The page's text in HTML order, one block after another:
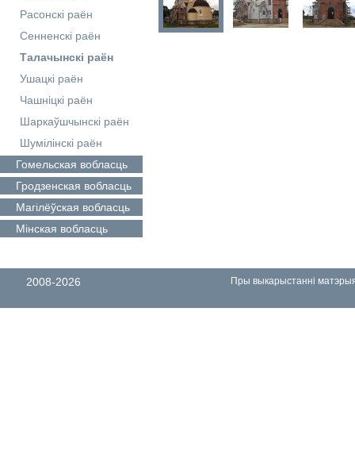
Расонскі раён
Сенненскі раён
Талачынскі раён
Ушацкі раён
Чашніцкі раён
Шаркаўшчынскі раён
Шумілінскі раён
Гомельская вобласць
Гродзенская вобласць
Магілёўская вобласць
Мінская вобласць
2008-2026 Пры выкарыстанні